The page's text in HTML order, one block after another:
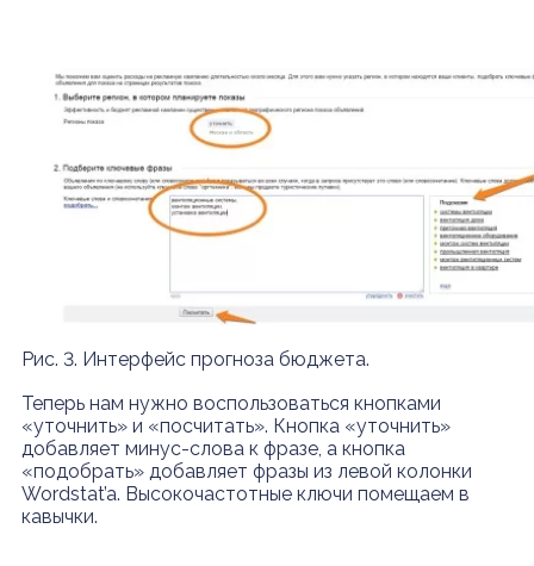
Рис. 3. Интерфейс прогноза бюджета.
Теперь нам нужно воспользоваться кнопками
«уточнить» и «посчитать». Кнопка «уточнить»
добавляет минус-слова к фразе, а кнопка
«подобрать» добавляет фразы из левой колонки
Wordstat’a. Высокочастотные ключи помещаем в
кавычки.